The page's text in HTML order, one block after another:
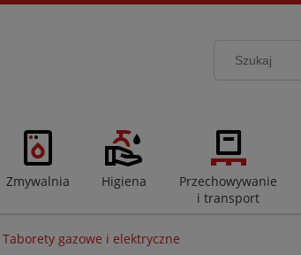
Zmywalnia Higiena
Przechowywanie
i transport
Taborety gazowe i elektryczne